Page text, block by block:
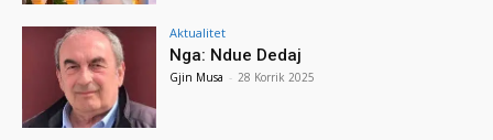
Aktualitet
Nga: Ndue Dedaj
Gjin Musa - 28 Korrik 2025